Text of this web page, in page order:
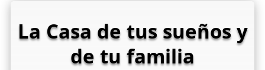
La Casa de tus sueños y
de tu familia